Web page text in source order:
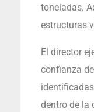
toneladas.
estructuras
El director
confianza
dentro de la